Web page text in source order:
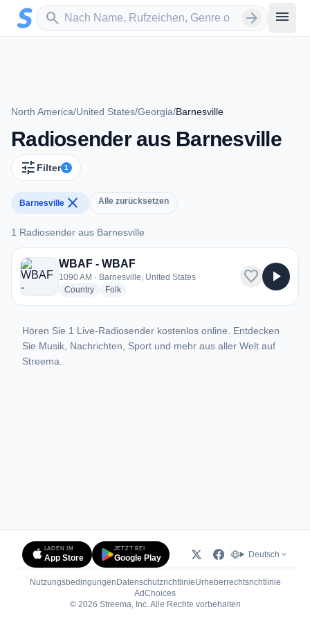
Zum Hauptinhalt springen
search
Sender suchen arrow_forward menu
North America/United States/Georgia/Barnesville
Radiosender aus Barnesville
tune Filter 1
Barnesville close Alle zurücksetzen
1 Radiosender aus Barnesville
1 Radiosender aus Barnesville
WBAF - WBAF
1090 AM · Barnesville, United States
Countryradio stations
Folkradio stations
favorite play_arrow
Hören Sie 1 Live-Radiosender kostenlos online. Entdecken
Sie Musik, Nachrichten, Sport und mehr aus aller Welt auf
Streema.
LADEN IM
App Store
JETZT BEI
Google Play Deutsch
Nutzungsbedingungen DatenschutzrichtlinieUrheberrechtsrichtlinie
AdChoices(öffnet in neuem Tab)
© 2026 Streema, Inc. Alle Rechte vorbehalten